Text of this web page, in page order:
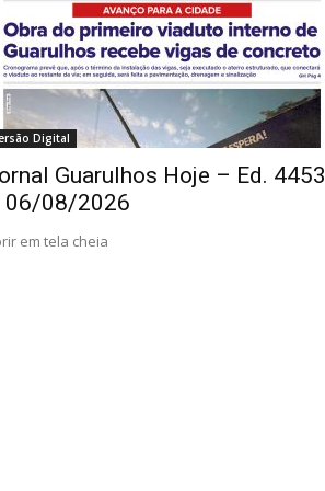
Digital
Guarulhos Hoje – Ed. 4453
06/08/2026
em tela cheia